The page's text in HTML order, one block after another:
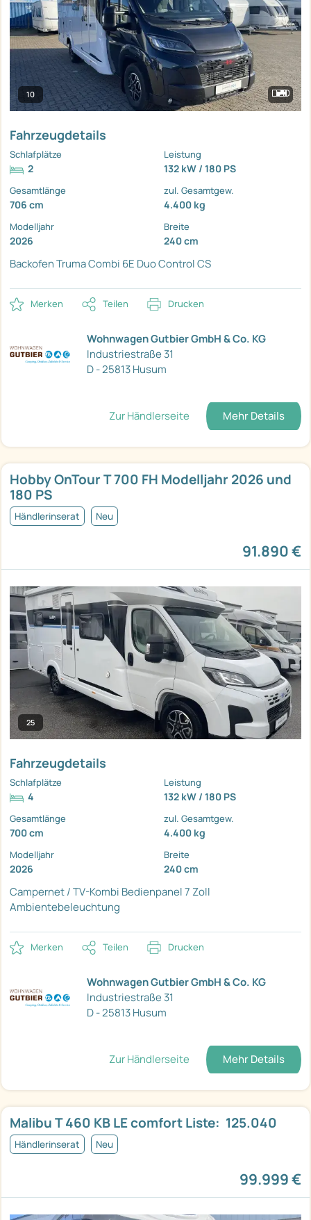
10
Fahrzeugdetails
Schlafplätze
2
Leistung
132 kW / 180 PS
Gesamtlänge
706 cm
zul. Gesamtgew.
4.400 kg
Modelljahr
2026
Breite
240 cm
BackofenTruma Combi 6E Duo Control CS
Merken Teilen Drucken
Wohnwagen Gutbier GmbH & Co. KG
Industriestraße 31
D - 25813 Husum
Zur Händlerseite Mehr Details
Hobby OnTour T 700 FH Modelljahr 2026 und
180 PS
Händlerinserat Neu
91.890 €
25
Fahrzeugdetails
Schlafplätze
4
Leistung
132 kW / 180 PS
Gesamtlänge
700 cm
zul. Gesamtgew.
4.400 kg
Modelljahr
2026
Breite
240 cm
Campernet / TV-Kombi Bedienpanel 7 Zoll
Ambientebeleuchtung
Merken Teilen Drucken
Wohnwagen Gutbier GmbH & Co. KG
Industriestraße 31
D - 25813 Husum
Zur Händlerseite Mehr Details
Malibu T 460 KB LE comfort Liste:  125.040
Händlerinserat Neu
99.999 €